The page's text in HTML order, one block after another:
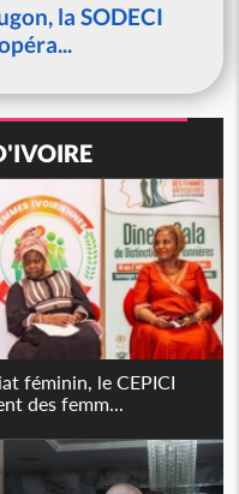
la SODECI
féminin, le CEPICI
des femm...